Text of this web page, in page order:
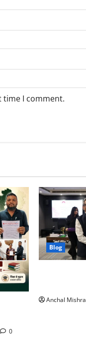
time I comment.
0
Blog
Anchal Mishra